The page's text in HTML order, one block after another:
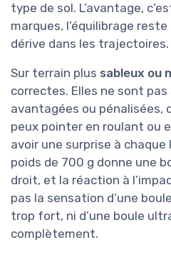
type de sol. L’avantage,
marques, l’équilibrage
dérive dans les trajectoires.
Sur terrain plus sableux ou
correctes. Elles ne sont
avantagées ou pénalisées,
peux pointer en roulant ou
avoir une surprise à chaque
poids de 700 g donne une
droit, et la réaction à
pas la sensation d’une
trop fort, ni d’une boule
complètement.